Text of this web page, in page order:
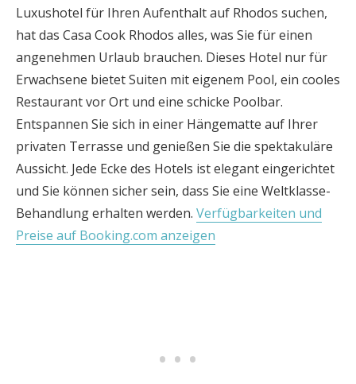
Luxushotel für Ihren Aufenthalt auf Rhodos suchen,
hat das Casa Cook Rhodos alles, was Sie für einen
angenehmen Urlaub brauchen. Dieses Hotel nur für
Erwachsene bietet Suiten mit eigenem Pool, ein cooles
Restaurant vor Ort und eine schicke Poolbar.
Entspannen Sie sich in einer Hängematte auf Ihrer
privaten Terrasse und genießen Sie die spektakuläre
Aussicht. Jede Ecke des Hotels ist elegant eingerichtet
und Sie können sicher sein, dass Sie eine Weltklasse-
Behandlung erhalten werden. Verfügbarkeiten und
Preise auf Booking.com anzeigen